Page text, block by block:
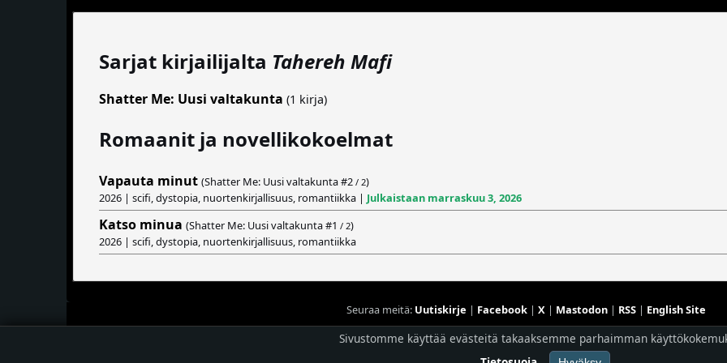
Sarjat kirjailijalta Tahereh Mafi
Shatter Me: Uusi valtakunta (1 kirja)
Romaanit ja novellikokoelmat
Vapauta minut (Shatter Me: Uusi valtakunta #2 / 2)
2026 | scifi, dystopia, nuortenkirjallisuus, romantiikka | Julkaistaan marraskuu 3, 2026
Katso minua (Shatter Me: Uusi valtakunta #1 / 2)
2026 | scifi, dystopia, nuortenkirjallisuus, romantiikka
Seuraa meitä: Uutiskirje | Facebook| X| Mastodon| RSS| English Site
Hostingpalvelun tarjoaaPlaneetta Internet Oy
© 1996 - 2026 Risingshadow. Kaikki oikeudet pidätetään.
Sivustomme käyttää evästeitä takaaksemme parhaimman